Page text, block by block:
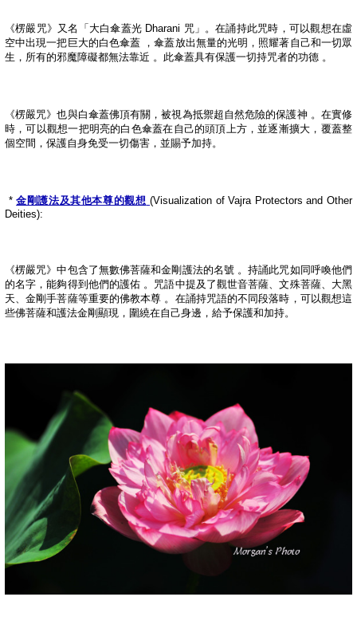
《楞嚴咒》又名「大白傘蓋光 Dharani 咒」。在誦持此咒時，可以觀想在虛
空中出現一把巨大的白色傘蓋
，傘蓋放出無量的光明，照耀著自己和一切眾
生，所有的邪魔障礙都無法靠近 。此傘蓋具有保護一切持咒者的功德 。
《楞嚴咒》也與白傘蓋佛頂有關，被視為抵禦超自然危險的保護神 。在實修
時，可以觀想一把明亮的白色傘蓋在自己的頭頂上方，並逐漸擴大，覆蓋整
個空間，保護自身免受一切傷害，並賜予加持。
*金剛護法及其他本尊的觀想 (Visualization of Vajra Protectors and Other
Deities):
《楞嚴咒》中包含了無數佛菩薩和金剛護法的名號 。持誦此咒如同呼喚他們
的名字，能夠得到他們的護佑 。咒語中提及了觀世音菩薩、文殊菩薩、大黑
天、金剛手菩薩等重要的佛教本尊 。在誦持咒語的不同段落時，可以觀想這
些佛菩薩和護法金剛顯現，圍繞在自己身邊，給予保護和加持。